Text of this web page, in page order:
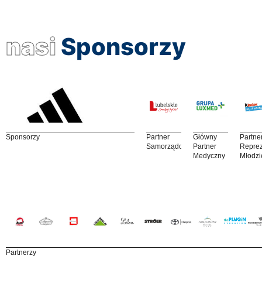
nasi Sponsorzy
Sponsorzy
Partner
Samorządowy
Główny
Partner
Medyczny
Partnerzy